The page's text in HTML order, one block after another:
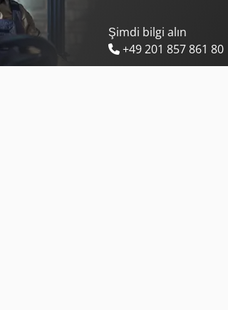
Şimdi bilgi alın
+49 201 857 861 80